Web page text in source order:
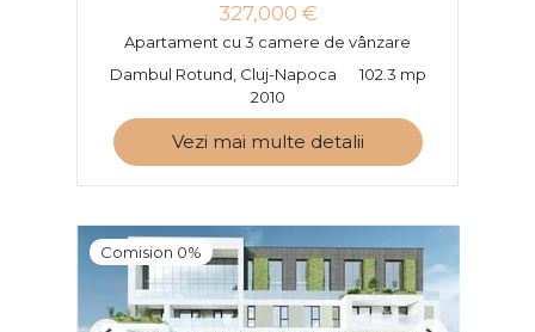
327,000 €
Apartament cu 3 camere de vânzare
Dambul Rotund, Cluj-Napoca
102.3 mp
2010
Vezi mai multe detalii
Comision 0%